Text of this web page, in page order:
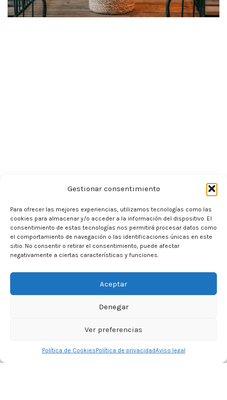
Gestionar consentimiento
Para ofrecer las mejores experiencias, utilizamos tecnologías como las
cookies para almacenar y/o acceder a la información del dispositivo. El
consentimiento de estas tecnologías nos permitirá procesar datos como
el comportamiento de navegación o las identificaciones únicas en este
sitio. No consentir o retirar el consentimiento, puede afectar
negativamente a ciertas características y funciones.
Aceptar
Denegar
Ver preferencias
Política de CookiesPolítica de privacidadAviso legal
Lista de deseos Carrito Mi cuenta